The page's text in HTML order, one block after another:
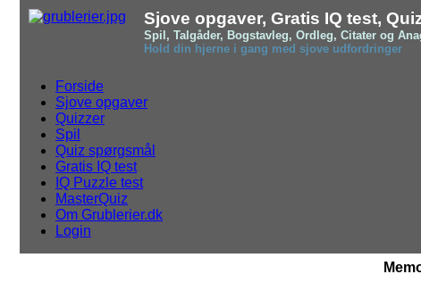
Sjove opgaver, Gratis IQ test,
Spil, Talgåder, Bogstavleg, Ordleg, Citater og
Hold din hjerne i gang med sjove udfordringer
Forside
Sjove opgaver
Quizzer
Spil
Quiz spørgsmål
Gratis IQ test
IQ Puzzle test
MasterQuiz
Om Grublerier.dk
Login